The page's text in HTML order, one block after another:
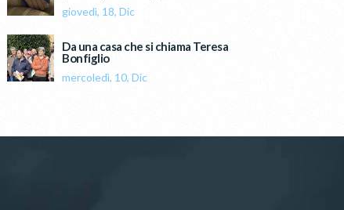
giovedì, 18, Dic
Da una casa che si chiama Teresa
Bonfiglio
mercoledì, 10, Dic